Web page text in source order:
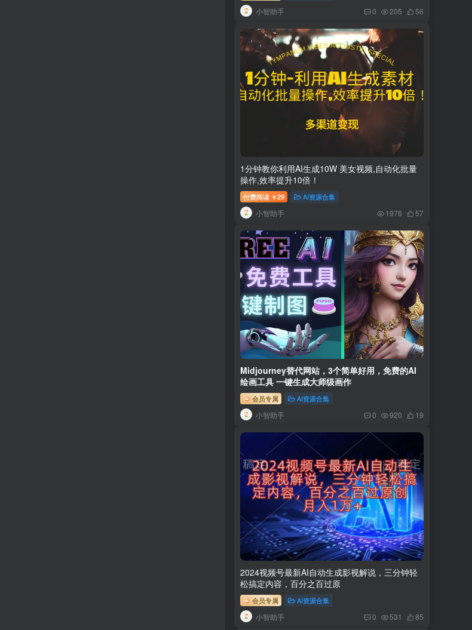
小智助手 0 205 56
1分钟教你利用AI生成10W 美女视频,自动化批量
操作,效率提升10倍！
付费阅读 ￥29 AI资源合集
小智助手 1976 57
Midjourney替代网站，3个简单好用，免费的AI
绘画工具 一键生成大师级画作
会员专属 AI资源合集
小智助手 0 920 19
2024视频号最新AI自动生成影视解说，三分钟轻
松搞定内容，百分之百过原
会员专属 AI资源合集
小智助手 0 531 85